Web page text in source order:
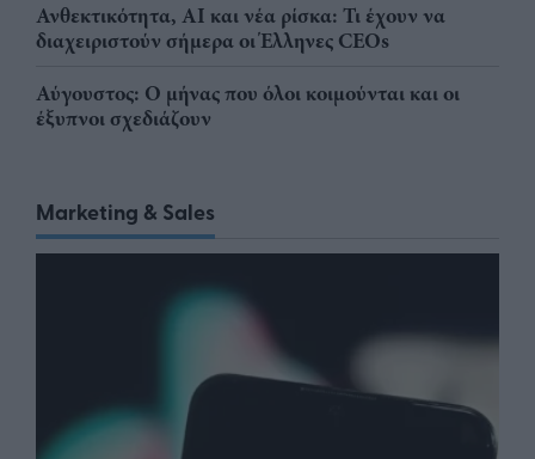
Ανθεκτικότητα, AI και νέα ρίσκα: Τι έχουν να
διαχειριστούν σήμερα οι Έλληνες CEOs
Αύγουστος: Ο μήνας που όλοι κοιμούνται και οι
έξυπνοι σχεδιάζουν
Marketing & Sales